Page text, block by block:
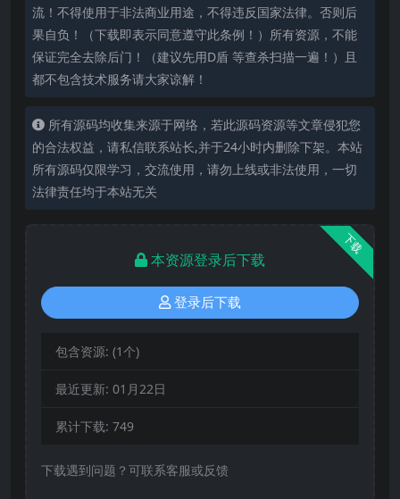
流！不得使用于非法商业用途，不得违反国家法律。否则后
果自负！（下载即表示同意遵守此条例！）所有资源，不能
保证完全去除后门！（建议先用D盾 等查杀扫描一遍！）且
都不包含技术服务请大家谅解！
所有源码均收集来源于网络，若此源码资源等文章侵犯您
的合法权益，请私信联系站长,并于24小时内删除下架。本站
所有源码仅限学习，交流使用，请勿上线或非法使用，一切
法律责任均于本站无关
下载
本资源登录后下载
登录后下载
包含资源: (1个)
最近更新: 01月22日
累计下载: 749
下载遇到问题？可联系客服或反馈